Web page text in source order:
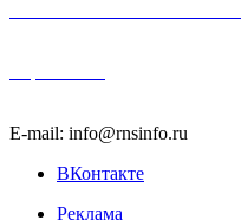
E-mail: info@rnsinfo.ru
ВКонтакте
Реклама